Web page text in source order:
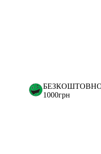
БЕЗКОШТОВНО
1000грн